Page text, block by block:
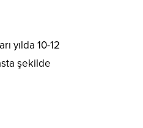
yılda 10-12
şekilde